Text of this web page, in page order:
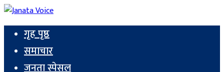
गृह पृष्ठ
समाचार
जनता स्पेसल